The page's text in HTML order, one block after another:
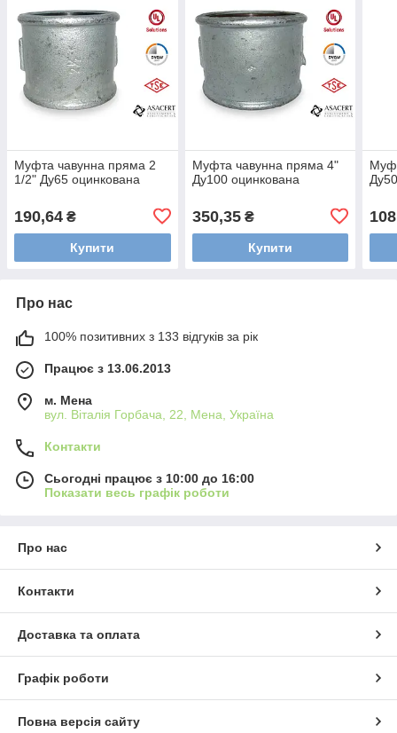
Муфта чавунна пряма 2
1/2" Ду65 оцинкована
190,64 ₴
Купити
Муфта чавунна пряма 4"
Ду100 оцинкована
350,35₴
Купити
Про нас
100% позитивних з 133 відгуків за рік
Працює з 13.06.2013
м. Мена
вул. Віталія Горбача, 22, Мена, Україна
Контакти
Сьогодні працює з 10:00 до 16:00
Показати весь графік роботи
Про нас
Контакти
Доставка та оплата
Графік роботи
Повна версія сайту